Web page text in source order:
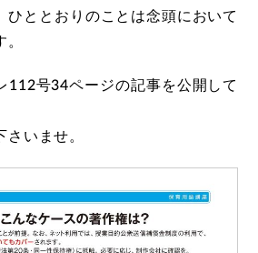
ひととおりのことは念頭において
112号34ページの記事を公開して
いませ。